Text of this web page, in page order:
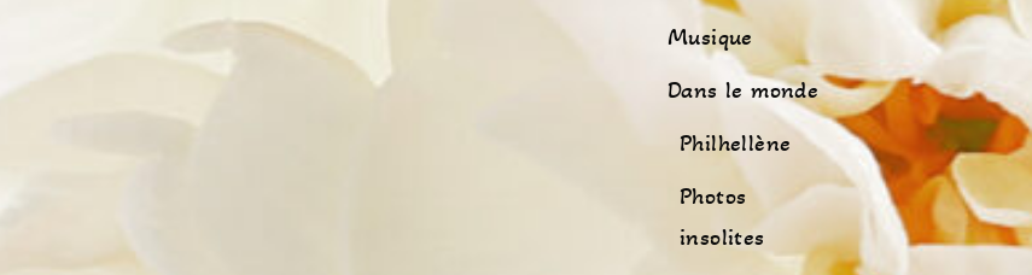
Musique
Dans le monde
Philhellène
Photos
insolites